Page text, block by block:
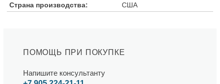
Страна производства:
США
ПОМОЩЬ ПРИ ПОКУПКЕ
Напишите консультанту